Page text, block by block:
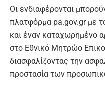
Οι ενδιαφέρονται
πλατφόρμα pa.gov.gr με
και έναν καταχωρημένο
στο Εθνικό Μητρώο
διασφαλίζοντας την
προστασία των